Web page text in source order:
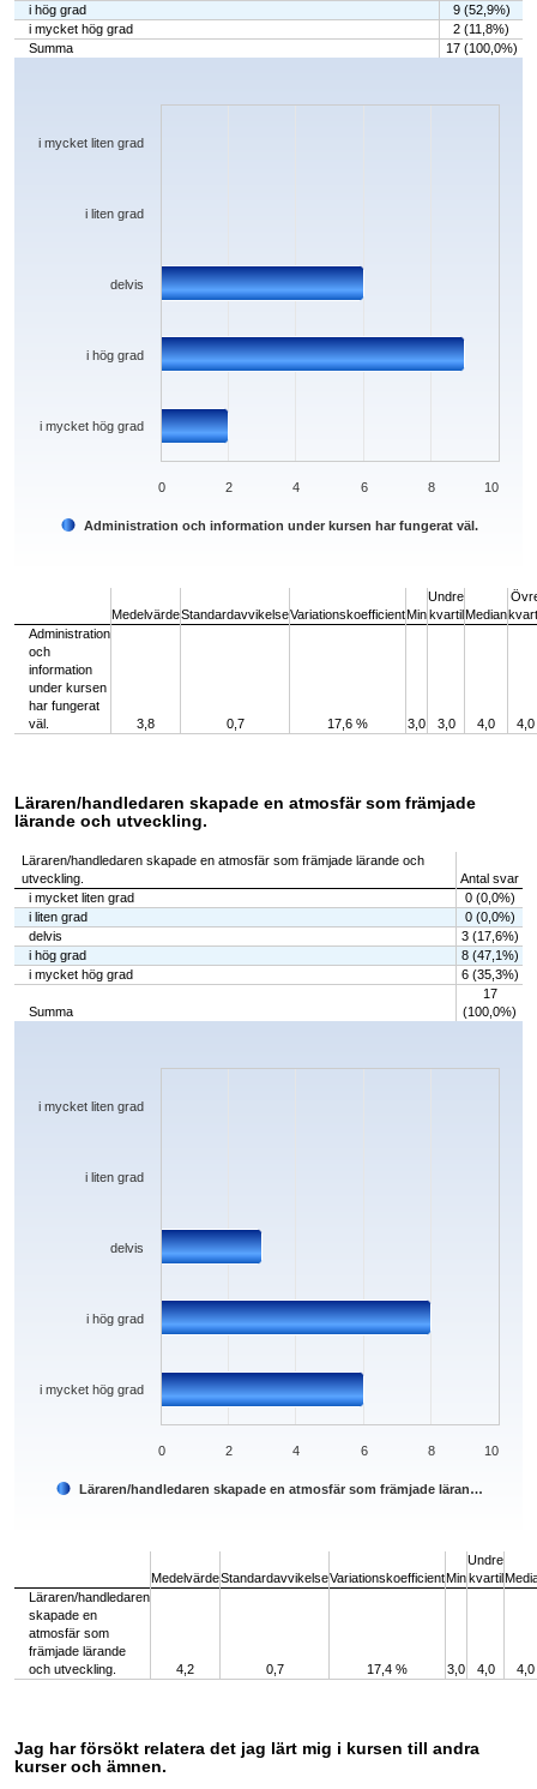
i hög grad
9 (52,9%)
i mycket hög grad
2 (11,8%)
Summa
17 (100,0%)
Chart
The chart has 1 X axis displaying categories.
Administration och information under kursen har fungerat väl.
i mycket hög grad
i hög grad
delvis
i liten grad
i mycket liten grad
0 2 4 6 8 10
MedelvärdeStandardavvikelseVariationskoefficientMin
Undre
kvartilMedian
Administration
och
information
under kursen
har fungerat
väl.
3,8 0,7 17,6 % 3,0 3,0 4,0 4,0
Läraren/handledaren skapade en atmosfär som främjade
lärande och utveckling.
Läraren/handledaren skapade en atmosfär som främjade lärande och
utveckling.
Antal svar
i mycket liten grad
0 (0,0%)
i liten grad
0 (0,0%)
delvis
3 (17,6%)
i hög grad
8 (47,1%)
i mycket hög grad
6 (35,3%)
Summa
17
(100,0%)
Chart
The chart has 1 X axis displaying categories.
Läraren/handledaren skapade en atmosfär som främjade läran…
i mycket hög grad
i hög grad
delvis
i liten grad
i mycket liten grad
0 2 4 6 8 10
MedelvärdeStandardavvikelseVariationskoefficientMin
Undre
kvartil
Läraren/handledaren
skapade en
atmosfär som
främjade lärande
och utveckling.
4,2 0,7 17,4 % 3,0 4,0 4,0
Jag har försökt relatera det jag lärt mig i kursen till andra
kurser och ämnen.